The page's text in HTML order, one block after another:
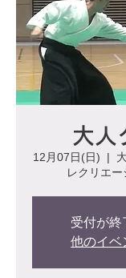
大人
12月07日(日)
  |
レクリエ
受付が終
他のイベ